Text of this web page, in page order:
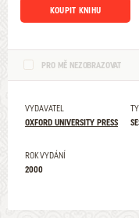
KOUPIT KNIHU
PRO MĚ NEZOBRAZOVAT
VYDAVATEL
OXFORD UNIVERSITY PRESS
ROK VYDÁNÍ
2000